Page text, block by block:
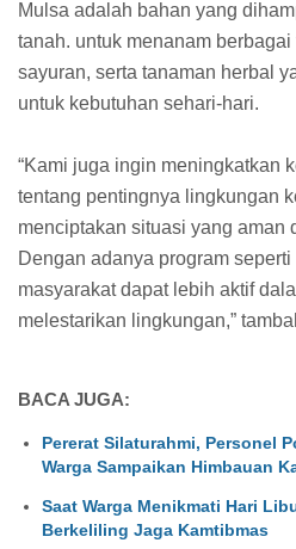
Mulsa adalah bahan yang
tanah. untuk menanam
sayuran, serta tanaman herbal
untuk kebutuhan sehari-hari.
“Kami juga ingin meningkatkan
tentang pentingnya lingkungan
menciptakan situasi yang aman
Dengan adanya program
masyarakat dapat lebih aktif
melestarikan lingkungan,”
BACA JUGA:
Pererat Silaturahmi, Personel
Warga Sampaikan Himbauan
Saat Warga Menikmati Hari
Berkeliling Jaga Kamtibmas